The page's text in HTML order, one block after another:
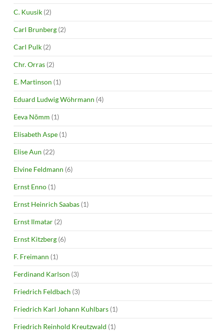
C. Kuusik (2)
Carl Brunberg (2)
Carl Pulk (2)
Chr. Orras (2)
E. Martinson (1)
Eduard Ludwig Wöhrmann (4)
Eeva Nõmm (1)
Elisabeth Aspe (1)
Elise Aun (22)
Elvine Feldmann (6)
Ernst Enno (1)
Ernst Heinrich Saabas (1)
Ernst Ilmatar (2)
Ernst Kitzberg (6)
F. Freimann (1)
Ferdinand Karlson (3)
Friedrich Feldbach (3)
Friedrich Karl Johann Kuhlbars (1)
Friedrich Reinhold Kreutzwald (1)